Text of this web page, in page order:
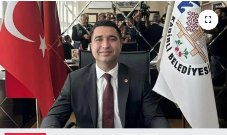
Eğitim
Ekonomi
Güncel
İskilip Haberleri
Kargı Haberleri